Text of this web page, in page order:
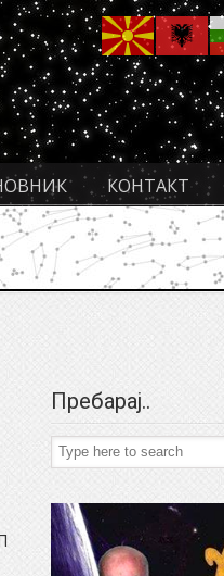
КОНТАКТ
Пребарај..